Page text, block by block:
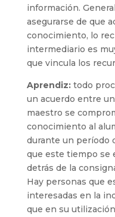
información.
asegurarse de que
conocimiento, lo
intermediario es
que vincula los
Aprendiz:todo
un acuerdo entre
maestro se
conocimiento al
durante un período
que este tiempo se
detrás de la
Hay personas que
interesadas en la
que en su